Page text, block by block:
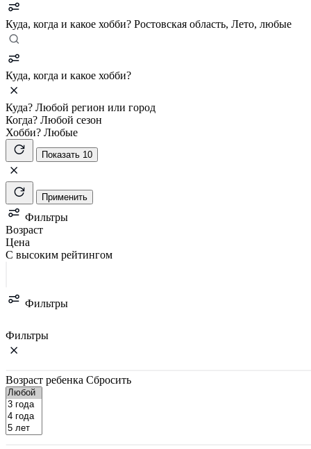
Куда, когда и какое хобби? Ростовская область, Лето, любые
Куда, когда и какое хобби?
Куда? Любой регион или город
Когда? Любой сезон
Хобби? Любые
Показать 10
Применить
Фильтры
Возраст
Цена
С высоким рейтингом
Фильтры
Фильтры
Возраст ребенка Сбросить